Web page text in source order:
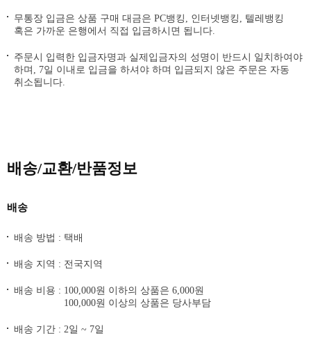
무통장 입금은 상품 구매 대금은 PC뱅킹, 인터넷뱅킹, 텔레뱅킹
혹은 가까운 은행에서 직접 입금하시면 됩니다.
주문시 입력한 입금자명과 실제입금자의 성명이 반드시 일치하여야
하며, 7일 이내로 입금을 하셔야 하며 입금되지 않은 주문은 자동
취소됩니다.
배송/교환/반품정보
배송
배송 방법 : 택배
배송 지역 : 전국지역
배송 비용 : 100,000원 이하의 상품은 6,000원
100,000원 이상의 상품은 당사부담
배송 기간 : 2일 ~ 7일